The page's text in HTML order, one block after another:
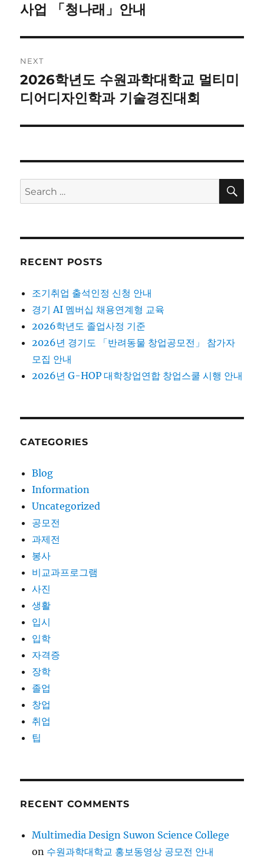
post:
사업 「청나래」안내
NEXT
Next
post:
2026학년도 수원과학대학교 멀티미
디어디자인학과 기술경진대회
Search
for:
RECENT POSTS
조기취업 출석인정 신청 안내
경기 AI 멤버십 채용연계형 교육
2026학년도 졸업사정 기준
2026년 경기도 「반려동물 창업공모전」 참가자
모집 안내
2026년 G-HOP 대학창업연합 창업스쿨 시행 안내
CATEGORIES
Blog
Information
Uncategorized
공모전
과제전
봉사
비교과프로그램
사진
생활
입시
입학
자격증
장학
졸업
창업
취업
팁
RECENT COMMENTS
Multimedia Design Suwon Science College
on 수원과학대학교 홍보동영상 공모전 안내